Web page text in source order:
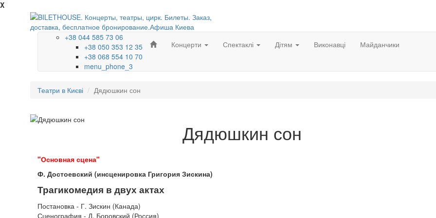
X
+38 044 585 73 06
+38 050 353 12 35
+38 068 554 10 70
menu_phone_3
Концерти Спектаклі Дітям Виконавці Майданчики
Театри в Києві Дядюшкин сон
Дядюшкин сон
"Основная сцена"
Ф. Достоевский (инсценировка Григория Зискина)
Трагикомедия в двух актах
Постановка - Г. Зискин (Канада)
Сценография - Д. Боровский (Россия)